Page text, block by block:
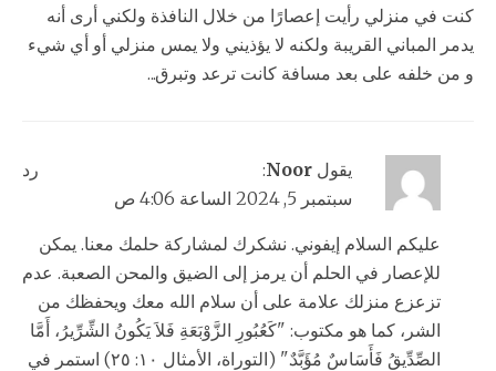
كنت في منزلي رأيت إعصارًا من خلال النافذة ولكني أرى أنه
يدمر المباني القريبة ولكنه لا يؤذيني ولا يمس منزلي أو أي شيء
و من خلفه على بعد مسافة كانت ترعد وتبرق...
يقول Noor
:
سبتمبر 5, 2024 الساعة 4:06 ص
عليكم السلام إيفوني. نشكرك لمشاركة حلمك معنا. يمكن
للإعصار في الحلم أن يرمز إلى الضيق والمحن الصعبة. عدم
تزعزع منزلك علامة على أن سلام الله معك ويحفظك من
الشر، كما هو مكتوب: "كَعُبُورِ الزَّوْبَعَةِ فَلاَ يَكُونُ الشِّرِّيرُ، أَمَّا
الصِّدِّيقُ فَأَسَاسٌ مُؤَبَّدٌ." (التوراة، الأمثال ١٠: ٢٥) استمر في
رد